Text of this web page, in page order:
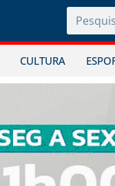
CULTURA